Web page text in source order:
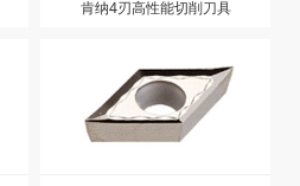
肯纳4刃高性能切削刀具